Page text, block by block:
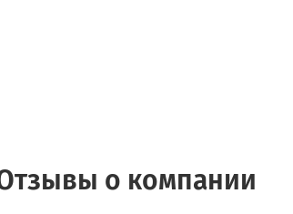
о компании